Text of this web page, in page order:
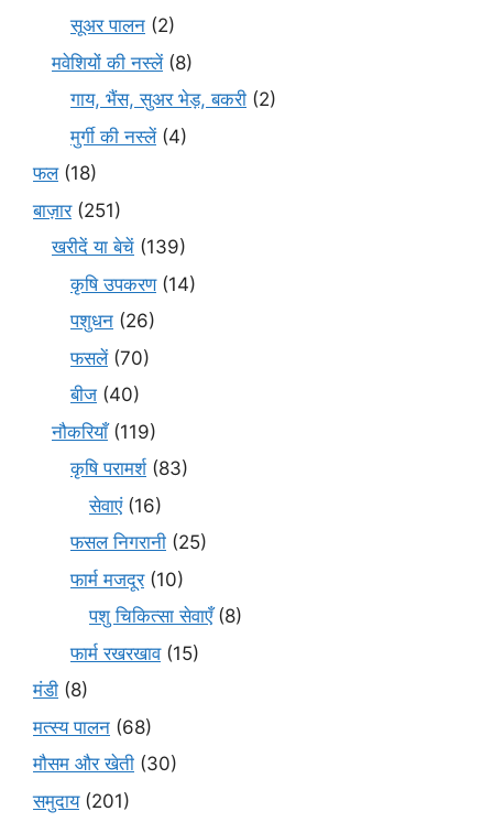
सूअर पालन (2)
मवेशियों की नस्लें(8)
गाय, भैंस, सुअर भेड़, बकरी (2)
मुर्गी की नस्लें(4)
फल(18)
बाज़ार(251)
खरीदें या बेचें (139)
कृषि उपकरण(14)
पशुधन (26)
फसलें(70)
बीज (40)
नौकरियाँ(119)
कृषि परामर्श(83)
सेवाएं(16)
फसल निगरानी (25)
फार्म मजदूर(10)
पशु चिकित्सा सेवाएँ(8)
फार्म रखरखाव(15)
मंडी (8)
मत्स्य पालन (68)
मौसम और खेती (30)
समुदाय(201)